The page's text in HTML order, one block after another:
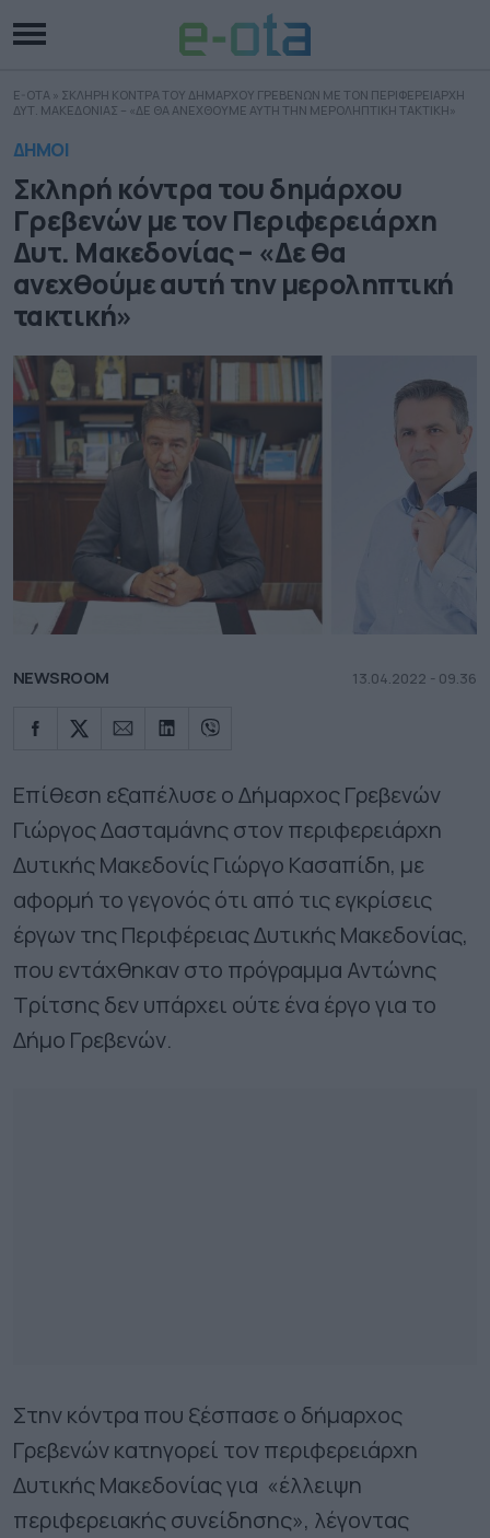
E-OTA » ΣΚΛΗΡΗ ΚΟΝΤΡΑ ΤΟΥ ΔΗΜΑΡΧΟΥ ΓΡΕΒΕΝΩΝ ΜΕ ΤΟΝ ΠΕΡΙΦΕΡΕΙΑΡΧΗ
ΔΥΤ. ΜΑΚΕΔΟΝΙΑΣ – «ΔΕ ΘΑ ΑΝΕΧΘΟΥΜΕ ΑΥΤΗ ΤΗΝ ΜΕΡΟΛΗΠΤΙΚΗ ΤΑΚΤΙΚΗ»
ΔΗΜΟΙ
Σκληρή κόντρα του δημάρχου
Γρεβενών με τον Περιφερειάρχη
Δυτ. Μακεδονίας – «Δε θα
ανεχθούμε αυτή την μεροληπτική
τακτική»
NEWSROOM 13.04.2022 - 09.36
Επίθεση εξαπέλυσε ο Δήμαρχος Γρεβενών
Γιώργος Δασταμάνης στον περιφερειάρχη
Δυτικής Μακεδονίς Γιώργο Κασαπίδη, με
αφορμή το γεγονός ότι από τις εγκρίσεις
έργων της Περιφέρειας Δυτικής Μακεδονίας,
που εντάχθηκαν στο πρόγραμμα Αντώνης
Τρίτσης δεν υπάρχει ούτε ένα έργο για το
Δήμο Γρεβενών.
Στην κόντρα που ξέσπασε ο δήμαρχος
Γρεβενών κατηγορεί τον περιφερειάρχη
Δυτικής Μακεδονίας για «έλλειψη
περιφερειακής συνείδησης», λέγοντας